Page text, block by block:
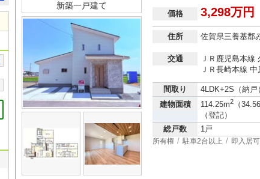
新築一戸建て
価格 3,298万円
住所 佐賀県三養基郡
交通
ＪＲ鹿児島本線
ＪＲ長崎本線
間取り
4LDK+2S（納戸
建物面積
114.25m2
（
（登記）
総戸数
1戸
所有権 駐車2台以上 即入居可